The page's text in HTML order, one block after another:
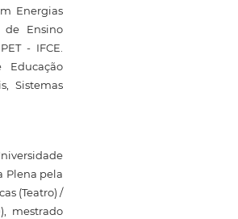
Energias
de Ensino
- IFCE.
Educação
Sistemas
Plena pela
(Teatro) /
mestrado